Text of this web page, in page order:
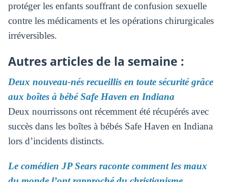
protéger les enfants souffrant de confusion sexuelle
contre les médicaments et les opérations chirurgicales
irréversibles.
Autres articles de la semaine :
Deux nouveau-nés recueillis en toute sécurité grâce
aux boîtes à bébé Safe Haven en Indiana
Deux nourrissons ont récemment été récupérés avec
succès dans les boîtes à bébés Safe Haven en Indiana
lors d’incidents distincts.
Le comédien JP Sears raconte comment les maux